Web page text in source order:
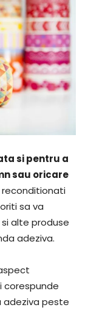
si pentru a
sau oricare
reconditionati
sa va
alte produse
adeziva.
corespunde
adeziva peste